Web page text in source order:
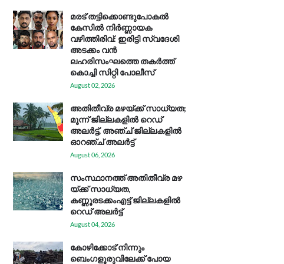
മരട് തട്ടിക്കൊണ്ടുപോകൽ
കേസിൽ നിർണ്ണായക
വഴിത്തിരിവ്: ഇരിട്ടി സ്വദേശി
അടക്കം വൻ
ലഹരിസംഘത്തെ തകർത്ത്
കൊച്ചി സിറ്റി പോലീസ്
August 02, 2026
അതിതീവ്ര മഴയ്ക്ക് സാധ്യത;
മൂന്ന് ജില്ലകളിൽ റെഡ്
അലർട്ട്, അഞ്ച് ജില്ലകളിൽ
ഓറഞ്ച് അലർട്ട്
August 06, 2026
സം​സ്ഥാ​ന​ത്ത് അ​തി​തീ​വ്ര മ​ഴ​
യ്ക്ക് സാ​ധ്യ​ത,
കണ്ണൂരടക്കംഎ​ട്ട് ജി​ല്ല​ക​ളി​ൽ
റെ​ഡ് അ​ലർ​ട്ട്
August 04, 2026
കോഴിക്കോട് നിന്നും
ബെംഗളൂരുവിലേക്ക് പോയ